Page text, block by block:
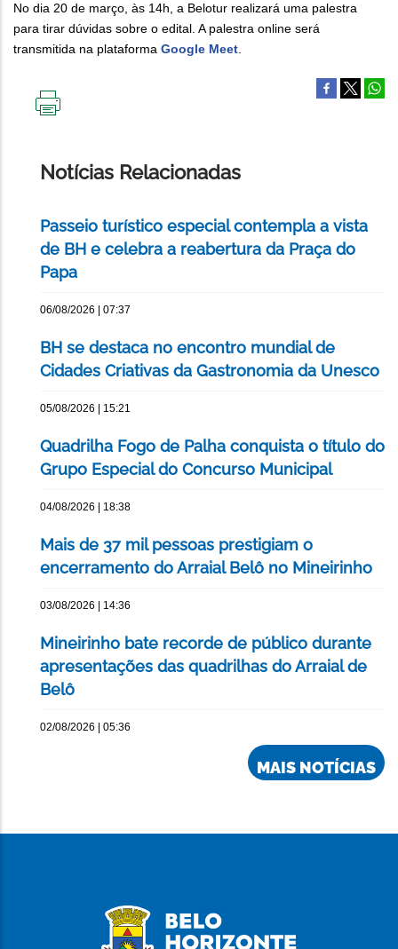
No dia 20 de março, às 14h, a Belotur realizará uma palestra
para tirar dúvidas sobre o edital. A palestra online será
transmitida na plataforma Google Meet.
Notícias Relacionadas
Passeio turístico especial contempla a vista
de BH e celebra a reabertura da Praça do
Papa
06/08/2026 | 07:37
BH se destaca no encontro mundial de
Cidades Criativas da Gastronomia da Unesco
05/08/2026 | 15:21
Quadrilha Fogo de Palha conquista o título do
Grupo Especial do Concurso Municipal
04/08/2026 | 18:38
Mais de 37 mil pessoas prestigiam o
encerramento do Arraial Belô no Mineirinho
03/08/2026 | 14:36
Mineirinho bate recorde de público durante
apresentações das quadrilhas do Arraial de
Belô
02/08/2026 | 05:36
MAIS NOTÍCIAS